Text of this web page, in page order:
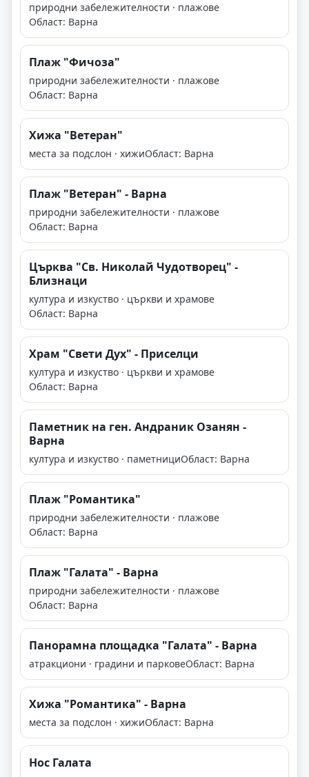
природни забележителности · плажове
Област: Варна
Плаж "Фичоза"
природни забележителности · плажове
Област: Варна
Хижа "Ветеран"
места за подслон · хижиОбласт: Варна
Плаж "Ветеран" - Варна
природни забележителности · плажове
Област: Варна
Църква "Св. Николай Чудотворец" -
Близнаци
култура и изкуство · църкви и храмове
Област: Варна
Храм "Свети Дух" - Приселци
култура и изкуство · църкви и храмове
Област: Варна
Паметник на ген. Андраник Озанян -
Варна
култура и изкуство · паметнициОбласт: Варна
Плаж "Романтика"
природни забележителности · плажове
Област: Варна
Плаж "Галата" - Варна
природни забележителности · плажове
Област: Варна
Панорамна площадка "Галата" - Варна
атракциони · градини и парковеОбласт: Варна
Хижа "Романтика" - Варна
места за подслон · хижиОбласт: Варна
Нос Галата